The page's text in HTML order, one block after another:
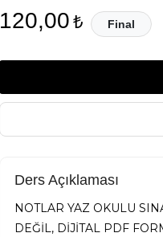
120,00 ₺ Final
Ders Açıklaması
NOTLAR YAZ OKULU
DEĞİL, DİJİTAL PDF